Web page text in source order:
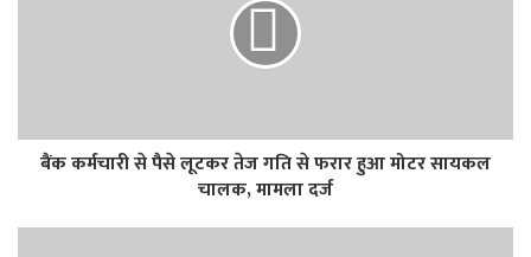
बैंक कर्मचारी से पैसे लूटकर तेज गति से फरार हुआ मोटर सायकल
चालक, मामला दर्ज